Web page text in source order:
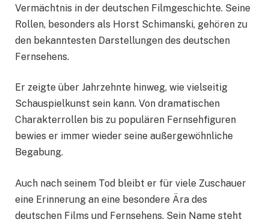
Vermächtnis in der deutschen Filmgeschichte. Seine
Rollen, besonders als Horst Schimanski, gehören zu
den bekanntesten Darstellungen des deutschen
Fernsehens.
Er zeigte über Jahrzehnte hinweg, wie vielseitig
Schauspielkunst sein kann. Von dramatischen
Charakterrollen bis zu populären Fernsehfiguren
bewies er immer wieder seine außergewöhnliche
Begabung.
Auch nach seinem Tod bleibt er für viele Zuschauer
eine Erinnerung an eine besondere Ära des
deutschen Films und Fernsehens. Sein Name steht